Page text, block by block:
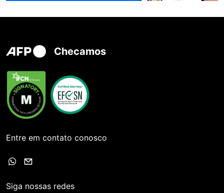
Checamos
Entre em contato conosco
Siga nossas redes